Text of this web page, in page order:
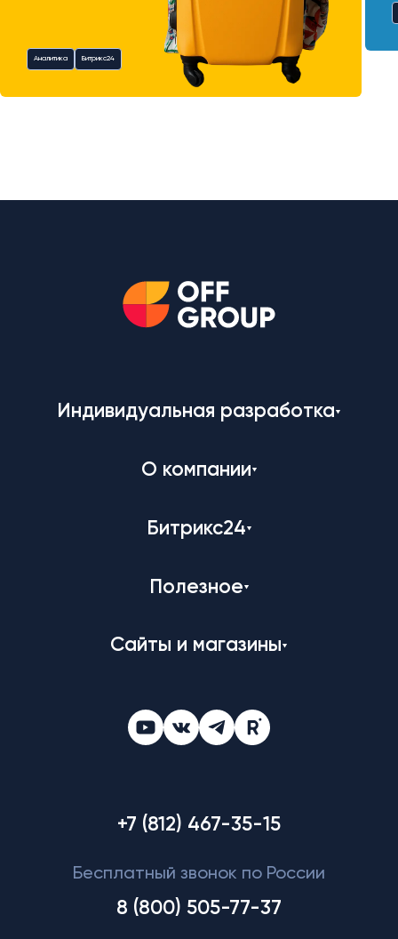
Аналитика Битрикс24
Индивидуальная разработка
О компании
Битрикс24
Полезное
Сайты и магазины
+7 (812) 467-35-15
Бесплатный звонок по России
8 (800) 505-77-37